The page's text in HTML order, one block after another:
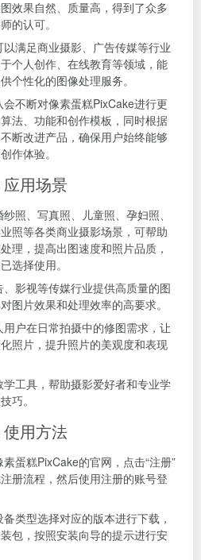
效果自然、质量高，得到了众多
的认可。
以满足商业摄影、广告传媒等行业
个人创作、在线教育等领域，能
个性化的图像处理服务。
会不断对像素蛋糕PixCake进行更
法、功能和创作模板，同时根据
断改进产品，确保用户始终能够
作体验。
用场景
纱照、写真照、儿童照、孕妇照、
照等各类商业摄影场景，可帮助
理，提高出图速度和照片品质，
选择使用。
、影视等传媒行业提供高质量的图
图片效果和处理效率的高要求。
用户在日常拍摄中的修图需求，让
照片，提升照片的美观度和表现
学工具，帮助摄影爱好者和专业学
巧。
用方法
素蛋糕PixCake的官网，点击“注册”
册流程，然后使用注册的账号登
备类型选择对应的版本进行下载，
包，按照安装向导的提示进行安